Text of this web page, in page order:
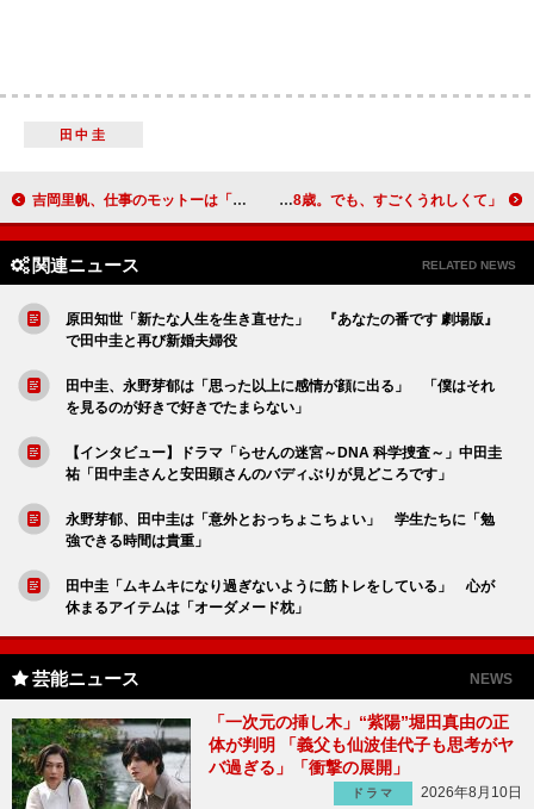
田中圭
吉岡里帆、仕事のモットーは「役を選ばないこと」 「コメディーもすごく好きです」 中山優馬「コンビニで年齢確認された」 「もうすぐ28歳。でも、すごくうれしくて」
関連ニュース RELATED NEWS
原田知世「新たな人生を生き直せた」 『あなたの番です 劇場版』
で田中圭と再び新婚夫婦役
田中圭、永野芽郁は「思った以上に感情が顔に出る」 「僕はそれ
を見るのが好きで好きでたまらない」
【インタビュー】ドラマ「らせんの迷宮～DNA 科学捜査～」中田圭
祐「田中圭さんと安田顕さんのバディぶりが見どころです」
永野芽郁、田中圭は「意外とおっちょこちょい」 学生たちに「勉
強できる時間は貴重」
田中圭「ムキムキになり過ぎないように筋トレをしている」 心が
休まるアイテムは「オーダメード枕」
芸能ニュース NEWS
「一次元の挿し木」“紫陽”堀田真由の正
体が判明 「義父も仙波佳代子も思考がヤ
バ過ぎる」「衝撃の展開」
ドラマ 2026年8月10日